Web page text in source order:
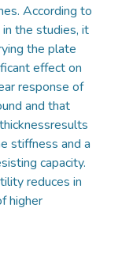
According to
the studies, it
the plate
effect on
response of
and that
stiffness and a
capacity.
reduces in
higher